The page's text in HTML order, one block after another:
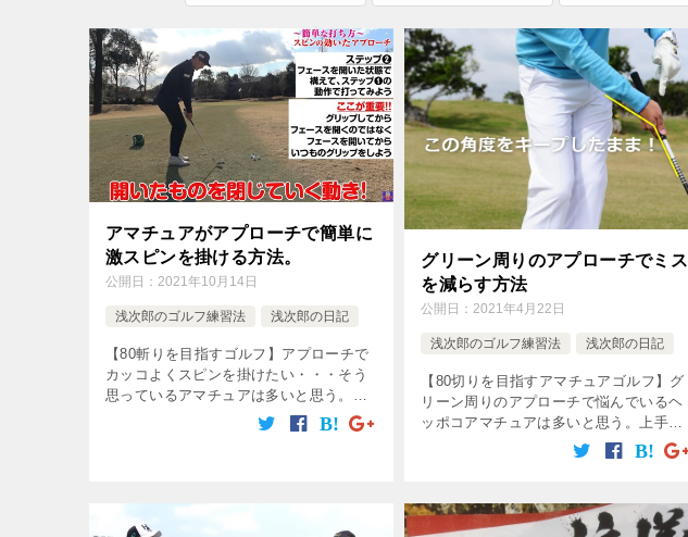
アマチュアがアプローチで簡単に
激スピンを掛ける方法。
公開日： 2021年10月14日
浅次郎のゴルフ練習法 浅次郎の日記
【80斬りを目指すゴルフ】アプローチで
カッコよくスピンを掛けたい・・・そう
思っているアマチュアは多いと思う。し
かし実際アプローチでスピンを掛けるの
は難しい。ダフったりトップしたりする
グリーン周りのアプローチでミス
を減らす方法
公開日：2021年4月22日
浅次郎のゴルフ練習法 浅次郎の日記
【80切りを目指すアマチュアゴルフ】グ
リーン周りのアプローチで悩んでいるヘ
ッポコアマチュアは多いと思う。上手く
行く時は行くんだが、ミスるとトップ、
ダフリのオンパレード。これはアドレス
る […]